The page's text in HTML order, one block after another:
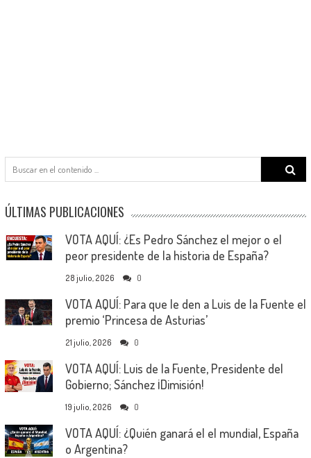
Search
for:
ÚLTIMAS PUBLICACIONES
VOTA AQUÍ: ¿Es Pedro Sánchez el mejor o el
peor presidente de la historia de España?
28 julio, 2026 0
VOTA AQUÍ: Para que le den a Luis de la Fuente el
premio ‘Princesa de Asturias’
21 julio, 2026 0
VOTA AQUÍ: Luis de la Fuente, Presidente del
Gobierno; Sánchez ¡Dimisión!
19 julio, 2026 0
VOTA AQUÍ: ¿Quién ganará el el mundial, España
o Argentina?